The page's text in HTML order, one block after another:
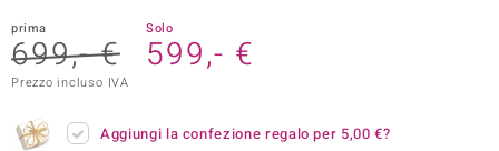
del Boss
prima
699,- €
Solo
599,- €
Prezzo incluso IVA
Aggiungi la confezione regalo per 5,00 €?